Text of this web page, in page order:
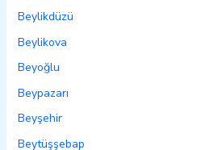
Beylikdüzü
Beylikova
Beyoğlu
Beypazarı
Beyşehir
Beytüşşebap